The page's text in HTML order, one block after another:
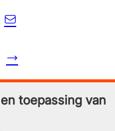
toepassing van